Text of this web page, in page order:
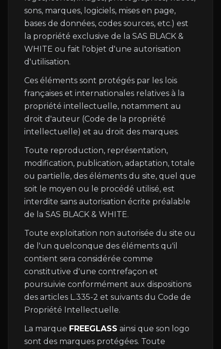
sons, marques, logiciels, mises en page,
bases de données, codes sources, etc.) est
la propriété exclusive de la SAS BLACK &
WHITE ou fait l'objet d'une autorisation
d'utilisation.
Ces éléments sont protégés par les lois
françaises et internationales relatives à la
propriété intellectuelle, notamment au
droit d'auteur (Code de la propriété
intellectuelle) et au droit des marques.
Toute reproduction, représentation,
modification, publication, adaptation, totale
ou partielle, des éléments du site, quel que
soit le moyen ou le procédé utilisé, est
interdite sans autorisation écrite préalable
de la SAS BLACK & WHITE.
Toute exploitation non autorisée du site ou
de l'un quelconque des éléments qu'il
contient sera considérée comme
constitutive d'une contrefaçon et
poursuivie conformément aux dispositions
des articles L.335-2 et suivants du Code de
Propriété Intellectuelle.
La marque FREEGLASS ainsi que son logo
sont des marques protégées. Toute